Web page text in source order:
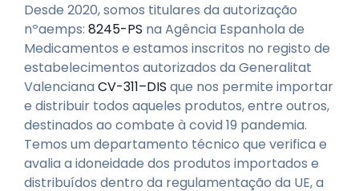
Desde 2020, somos titulares da autorização
nºaemps: 8245-PS na Agência Espanhola de
Medicamentos e estamos inscritos no registo de
estabelecimentos autorizados da Generalitat
Valenciana CV-311–DIS que nos permite importar
e distribuir todos aqueles produtos, entre outros,
destinados ao combate à covid 19 pandemia.
Temos um departamento técnico que verifica e
avalia a idoneidade dos produtos importados e
distribuídos dentro da regulamentação da UE, a